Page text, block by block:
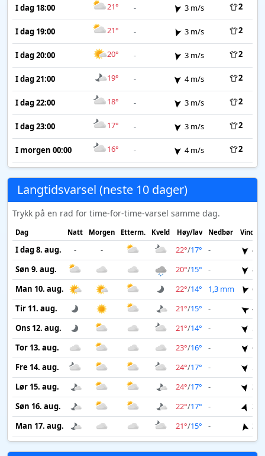
I dag 18:00 21° - 3 m/s 2
I dag 19:00 21° - 3 m/s 2
I dag 20:00 20° - 3 m/s 2
I dag 21:00 19° - 4 m/s 2
I dag 22:00 18° - 3 m/s 2
I dag 23:00 17° - 3 m/s 2
I morgen 00:00 16° - 4 m/s 2
Langtidsvarsel (neste 10 dager)
Trykk på en rad for time-for-time-varsel samme dag.
Dag Natt Morgen Etterm. Kveld Høy/lav Nedbør Vind
I dag 8. aug. - - 22°/17° -
4
Søn 9. aug.
20°/15° -
8
Man 10. aug.
22°/14° 1,3 mm
6
Tir 11. aug.
21°/15° -
4
Ons 12. aug.
21°/14° -
5
Tor 13. aug.
23°/16° -
6
Fre 14. aug.
24°/17° -
5
Lør 15. aug.
24°/17° -
3
Søn 16. aug.
22°/17° -
3
Man 17. aug.
21°/15° - 3